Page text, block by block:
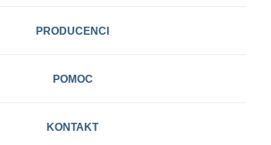
PRODUCENCI
POMOC
KONTAKT